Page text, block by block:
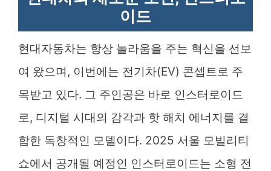
이드
현대자동차는 항상 놀라움을 주는 혁신을 선보
여 왔으며, 이번에는 전기차(EV) 콘셉트로 주
목받고 있다. 그 주인공은 바로 인스터로이드
로, 디지털 시대의 감각과 핫 해치 에너지를 결
합한 독창적인 모델이다. 2025 서울 모빌리티
쇼에서 공개될 예정인 인스터로이드는 소형 전